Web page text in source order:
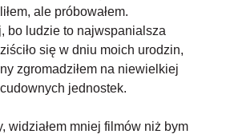
ale próbowałem.
bo ludzie to najwspanialsza
się w dniu moich urodzin,
zgromadziłem na niewielkiej
jednostek.
widziałem mniej filmów niż bym